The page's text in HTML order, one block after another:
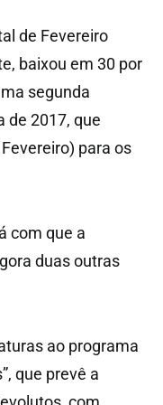
de Fevereiro
baixou em 30 por
segunda
de 2017, que
para os
com que a
duas outras
ao programa
que prevê a